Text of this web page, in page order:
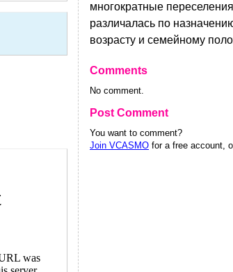
многократные
различалась по
возрасту и семейному
Comments
No comment.
Post Comment
You want to comment?
Join VCASMO for a free account,